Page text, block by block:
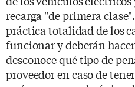
recarga "de primera
práctica totalidad de los
funcionar y deberán
desconoce qué tipo de
proveedor en caso de